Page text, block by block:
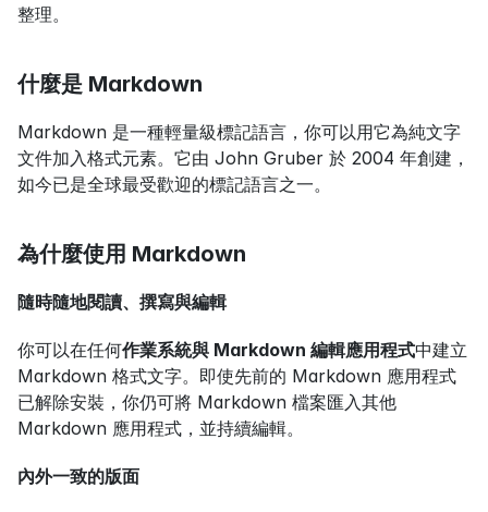
整理。
什麼是 Markdown
Markdown 是一種輕量級標記語言，你可以用它為純文字
文件加入格式元素。它由 John Gruber 於 2004 年創建，
如今已是全球最受歡迎的標記語言之一。
為什麼使用 Markdown
隨時隨地閱讀、撰寫與編輯
你可以在任何作業系統與 Markdown 編輯應用程式中建立
Markdown 格式文字。即使先前的 Markdown 應用程式
已解除安裝，你仍可將 Markdown 檔案匯入其他
Markdown 應用程式，並持續編輯。
內外一致的版面